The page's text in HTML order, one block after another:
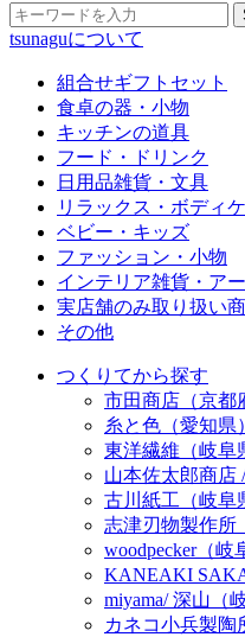
tsunaguについて
組合せギフトセット
食卓の器・小物
キッチンの道具
フード・ドリンク
日用品雑貨・文具
リラックス・ボディ
ベビー・キッズ
ファッション・小物
インテリア雑貨・ア
実店舗のみ取り扱い
その他
つくりてから探す
市田商店（京都
糸と色（愛知県）
東洋繊維（岐阜
山本佐太郎商店
古川紙工（岐阜
志津刃物製作所
woodpecker（岐
KANEAKI
miyama/ 深山（
カネコ小兵製陶